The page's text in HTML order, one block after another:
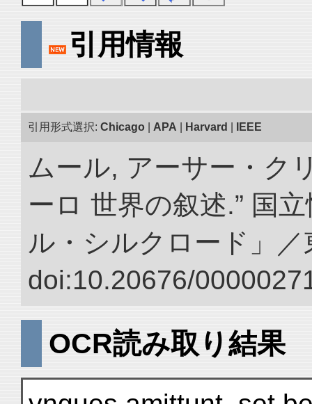
引用情報
引用形式選択: Chicago APA Harvard IEEE
ムール, アーサー・ク
ーロ 世界の叙述.” 国
ル・シルクロード」／
doi:10.20676/
OCR読み取り結果